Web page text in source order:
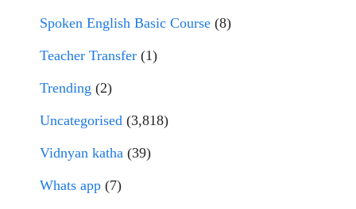
Spoken English Basic Course (8)
Teacher Transfer (1)
Trending (2)
Uncategorised (3,818)
Vidnyan katha (39)
Whats app (7)